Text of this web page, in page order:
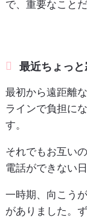
で、重要なこと
最近ちょっ
最初から遠距離
ラインで負担に
す。
それでもお互い
電話ができない
一時期、向こう
がありました。